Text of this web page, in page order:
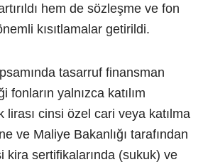
hem de sözleşme ve fon
kısıtlamalar getirildi.
tasarruf finansman
yalnızca katılım
lirası cinsi özel cari veya katılma
ve Maliye Bakanlığı tarafından
kira sertifikalarında (sukuk) ve